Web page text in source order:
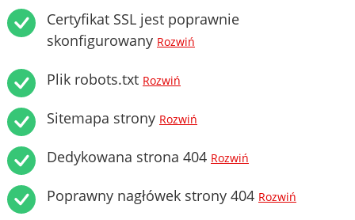
Certyfikat SSL jest poprawnie
skonfigurowany Rozwiń
Plik robots.txt Rozwiń
Sitemapa strony Rozwiń
Dedykowana strona 404 Rozwiń
Poprawny nagłówek strony 404 Rozwiń